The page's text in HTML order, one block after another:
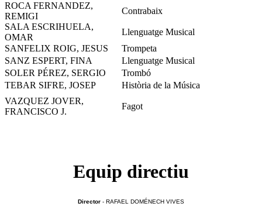
ROCA FERNANDEZ,
REMIGI
Contrabaix
SALA ESCRIHUELA,
OMAR
Llenguatge Musical
SANFELIX ROIG, JESUS
Trompeta
SANZ ESPERT, FINA
Llenguatge Musical
SOLER PÉREZ, SERGIO
Trombó
TEBAR SIFRE, JOSEP
Història de la Música
VAZQUEZ JOVER,
FRANCISCO J.
Fagot
Equip directiu
Director - RAFAEL DOMÉNECH VIVES